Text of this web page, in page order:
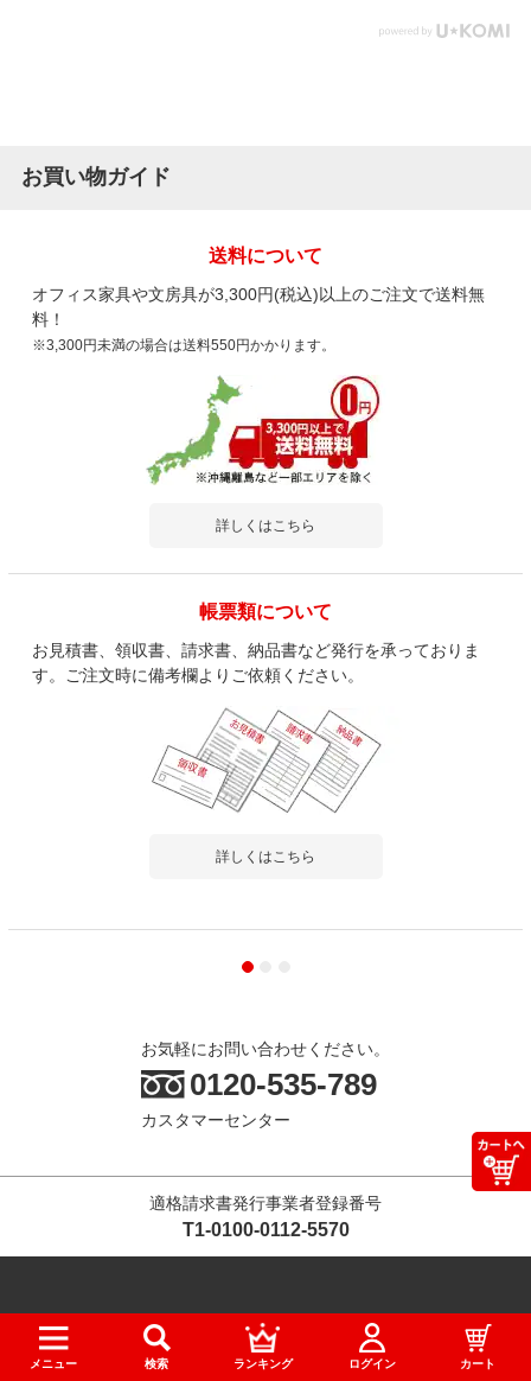
お買い物ガイド
送料について
オフィス家具や文房具が3,300円(税込)以上のご注文で送料無
料！
※3,300円未満の場合は送料550円かかります。
詳しくはこちら
帳票類について
お見積書、領収書、請求書、納品書など発行を承っておりま
す。ご注文時に備考欄よりご依頼ください。
詳しくはこちら
お気軽にお問い合わせください。
0120-535-789
カスタマーセンター
適格請求書発行事業者登録番号
T1-0100-0112-5570
メニュー 検索 ランキング ログイン カート
オフィス家具通販TOP ショールーム
オフィスのギモン スタイルブック メディア掲載